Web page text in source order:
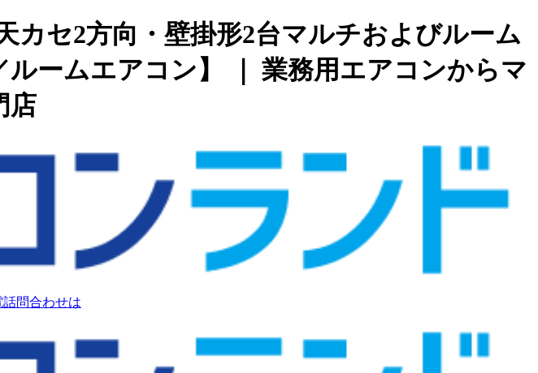
カセ2方向・壁掛形2台マルチおよびルーム
ームエアコン】 ｜ 業務用エアコンからマ
店
話問合わせは